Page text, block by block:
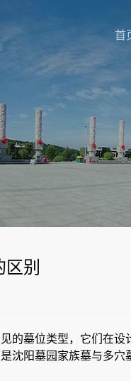
首
区别
的墓位类型，它们在
沈阳墓园家族墓与多穴